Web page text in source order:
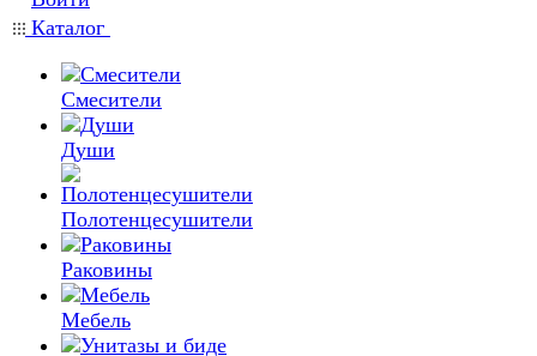
Каталог
Смесители
Души
Полотенцесушители
Раковины
Мебель